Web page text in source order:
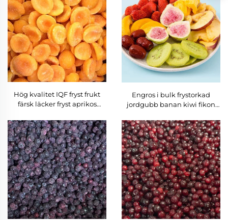
Hög kvalitet IQF fryst frukt
färsk läcker fryst aprikos
Engros i bulk frystorkad
jordgubb banan kiwi fikon
blandade frukter